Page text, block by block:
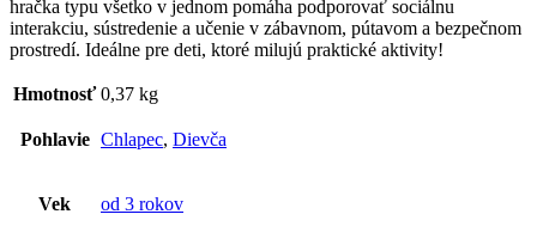
hračka typu všetko v jednom pomáha podporovať sociálnu
interakciu, sústredenie a učenie v zábavnom, pútavom a bezpečnom
prostredí. Ideálne pre deti, ktoré milujú praktické aktivity!
Hmotnosť 0,37 kg
Pohlavie Chlapec, Dievča
Vek od 3 rokov